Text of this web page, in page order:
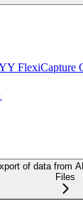
FlexiCapture
of data from
Files